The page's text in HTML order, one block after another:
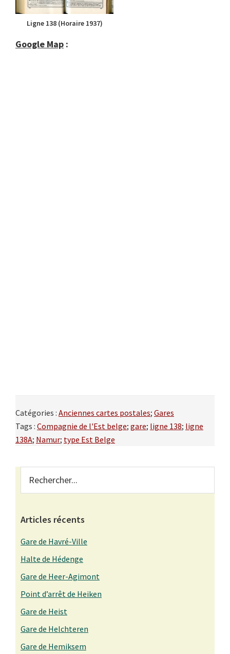
Ligne 138 (Horaire 1937)
Google Map :
Catégories : Anciennes cartes postales; Gares
Tags : Compagnie de l'Est belge; gare; ligne 138; ligne
138A; Namur; type Est Belge
Primary
Sidebar
Articles récents
Gare de Havré-Ville
Halte de Hédenge
Gare de Heer-Agimont
Point d’arrêt de Heiken
Gare de Heist
Gare de Helchteren
Gare de Hemiksem